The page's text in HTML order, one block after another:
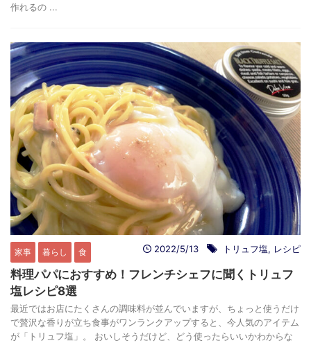
作れるの ...
家事 暮らし 食 2022/5/13 トリュフ塩, レシピ
料理パパにおすすめ！フレンチシェフに聞くトリュフ
塩レシピ8選
最近ではお店にたくさんの調味料が並んでいますが、ちょっと使うだけ
で贅沢な香りが立ち食事がワンランクアップすると、今人気のアイテム
が「トリュフ塩」。 おいしそうだけど、どう使ったらいいかわからな